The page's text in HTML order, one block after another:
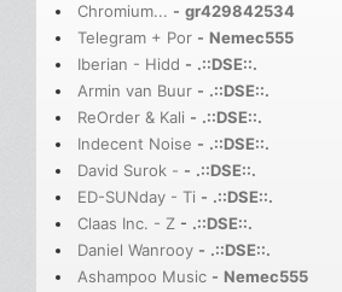
Chromium... - gr429842534
Telegram + Por - Nemec555
Iberian - Hidd - .::DSE::.
Armin van Buur - .::DSE::.
ReOrder & Kali - .::DSE::.
Indecent Noise - .::DSE::.
David Surok - - .::DSE::.
ED-SUNday - Ti - .::DSE::.
Claas Inc. - Z - .::DSE::.
Daniel Wanrooy - .::DSE::.
Ashampoo Music - Nemec555